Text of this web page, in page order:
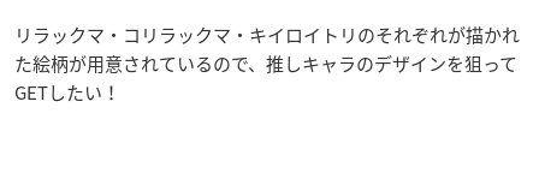
リラックマ・コリラックマ・キイロイトリのそれぞれが描かれ
た絵柄が用意されているので、推しキャラのデザインを狙って
GETしたい！